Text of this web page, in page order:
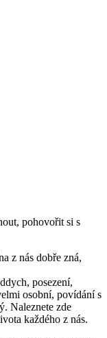
pohovořit si s
z nás dobře zná,
posezení,
osobní, povídání s
Naleznete zde
každého z nás.